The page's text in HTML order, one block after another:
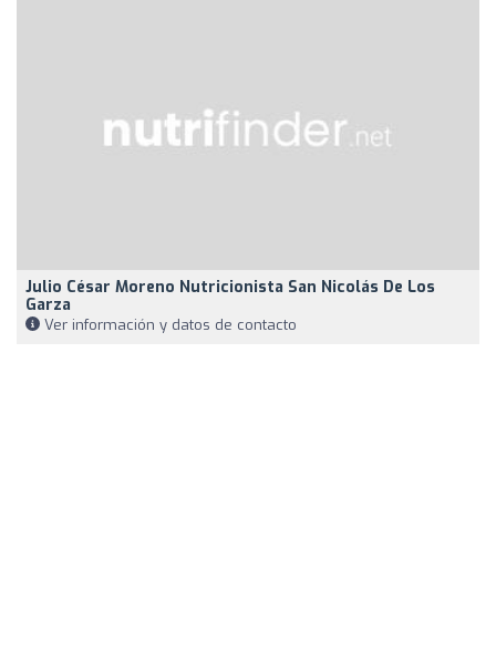
Julio César Moreno Nutricionista San Nicolás De Los
Garza
Ver información y datos de contacto